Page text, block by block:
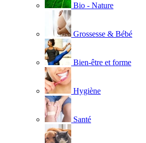
Bio - Nature
Grossesse & Bébé
Bien-être et forme
Hygiène
Santé